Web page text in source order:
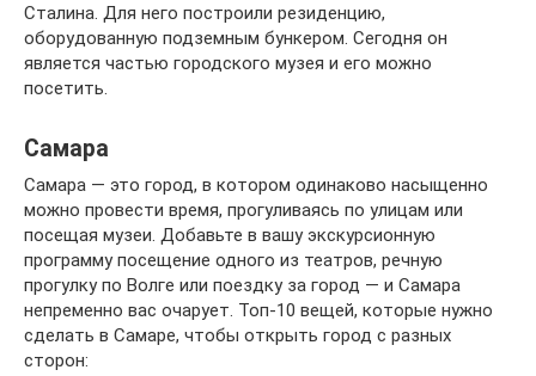
Сталина. Для него построили резиденцию,
оборудованную подземным бункером. Сегодня он
является частью городского музея и его можно
посетить.
Самара
Самара — это город, в котором одинаково насыщенно
можно провести время, прогуливаясь по улицам или
посещая музеи. Добавьте в вашу экскурсионную
программу посещение одного из театров, речную
прогулку по Волге или поездку за город — и Самара
непременно вас очарует. Топ-10 вещей, которые нужно
сделать в Самаре, чтобы открыть город с разных
сторон: